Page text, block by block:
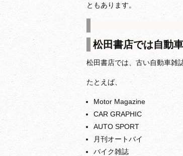
ともあります。
松田書店では自動
松田書店では、古い自動車雑
たとえば、
Motor Magazine
CAR GRAPHIC
AUTO SPORT
月刊オートバイ
バイク雑誌